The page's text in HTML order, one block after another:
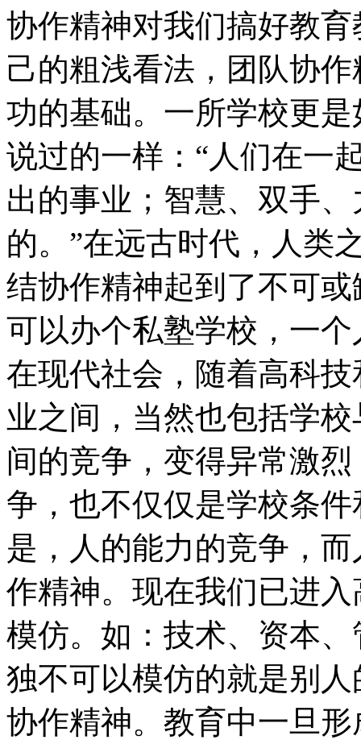
协作精神对我们搞好教
己的粗浅看法，团队协
功的基础。一所学校更
说过的一样：“人们在一
出的事业；智慧、双手
的。”在远古时代，人类
结协作精神起到了不可
可以办个私塾学校，一
在现代社会，随着高科
业之间，当然也包括学
间的竞争，变得异常激
争，也不仅仅是学校条
是，人的能力的竞争，
作精神。现在我们已进
模仿。如：技术、资本
独不可以模仿的就是别
协作精神。教育中一旦